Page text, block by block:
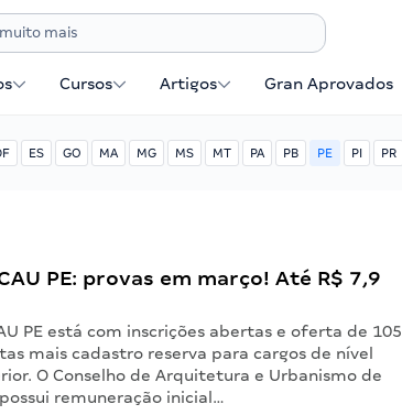
Cursos Artigos Gran Aprovados
ES GO MA MG MS MT PA PB PE PI PR
PE: provas em março! Até R$ 7,9
PE está com inscrições abertas e oferta de 105
mais cadastro reserva para cargos de nível
O Conselho de Arquitetura e Urbanismo de
remuneração inicial…